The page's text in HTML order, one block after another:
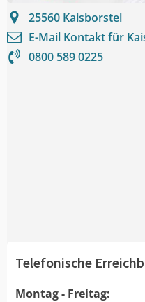
25560 Kaisborstel
E-Mail Kontakt für
0800 589 0225
Telefonische
Montag - Freitag: